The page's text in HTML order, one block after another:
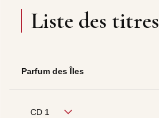
Liste des titres
Parfum des Îles
CD 1